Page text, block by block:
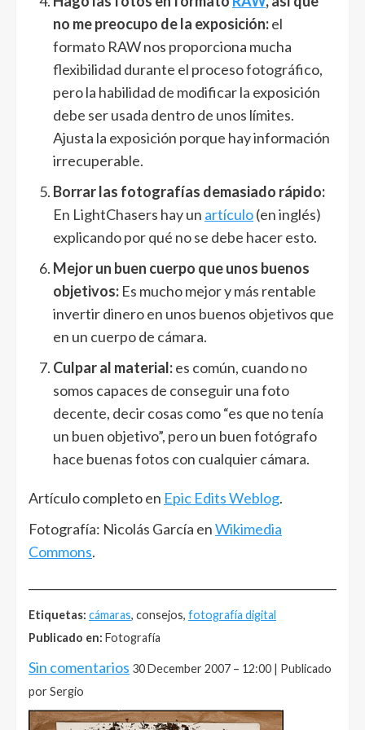
no me preocupo de la exposición:el
formato RAW nos proporciona mucha
flexibilidad durante el proceso fotográfico,
pero la habilidad de modificar la exposición
debe ser usada dentro de unos límites.
Ajusta la exposición porque hay información
irrecuperable.
Borrar las fotografías demasiado rápido:
En LightChasers hay un artículo(en inglés)
explicando por qué no se debe hacer esto.
Mejor un buen cuerpo que unos buenos
objetivos: Es mucho mejor y más rentable
invertir dinero en unos buenos objetivos que
en un cuerpo de cámara.
Culpar al material:es común, cuando no
somos capaces de conseguir una foto
decente, decir cosas como “es que no tenía
un buen objetivo”, pero un buen fotógrafo
hace buenas fotos con cualquier cámara.
Artículo completo en Epic Edits Weblog.
Fotografía: Nicolás García enWikimedia
Commons.
Etiquetas: cámaras, consejos, fotografía digital
Publicado en: Fotografía
Sin comentarios 30 December 2007 – 12:00 | Publicado
por Sergio